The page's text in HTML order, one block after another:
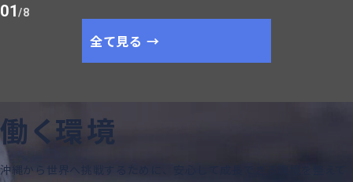
全て見る →
01/8
働く環境
沖縄から世界へ挑戦するために、安心して成長できる環境を整えて